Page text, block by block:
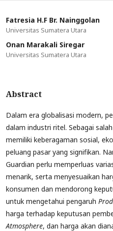
Fatresia H.F Br. Nainggolan
Universitas Sumatera Utara
Onan Marakali Siregar
Universitas Sumatera Utara
Abstract
Dalam era globalisasi modern,
dalam industri ritel. Sebagai
memiliki keberagaman sosial,
peluang pasar yang signifikan.
Guardian perlu memperluas
menarik, serta menyesuaikan
konsumen dan mendorong
untuk mengetahui pengaruh
harga terhadap keputusan
Atmosphere, dan harga akan